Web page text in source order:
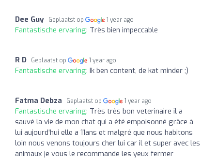
Dee Guy Geplaatst op 1 year ago
Fantastische ervaring: Très bien impeccable
R D Geplaatst op 1 year ago
Fantastische ervaring: Ik ben content, de kat minder ;)
Fatma Debza Geplaatst op 1 year ago
Fantastische ervaring: Très très bon veterinaire il a
sauvé la vie de mon chat qui a été empoisonné grâce à
lui aujourd'hui elle a 11ans et malgré que nous habitons
loin nous venons toujours cher lui car il et super avec les
animaux je vous le recommande les yeux fermer